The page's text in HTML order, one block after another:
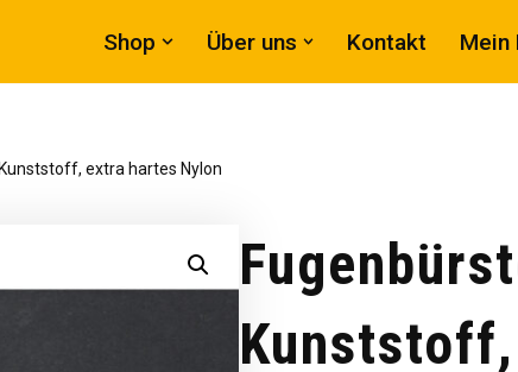
Shop Über uns Kontakt Mein
extra hartes Nylon